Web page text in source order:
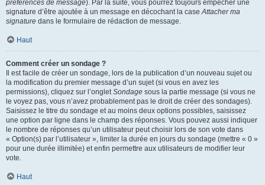
préférences de message). Par la suite, vous pourrez toujours empêcher une
signature d’être ajoutée à un message en décochant la caseAttacher ma
signature dans le formulaire de rédaction de message.
Haut
Comment créer un sondage ?
Il est facile de créer un sondage, lors de la publication d’un nouveau sujet ou
la modification du premier message d’un sujet (si vous en avez les
permissions), cliquez sur l’ongletSondage sous la partie message (si vous ne
le voyez pas, vous n’avez probablement pas le droit de créer des sondages).
Saisissez le titre du sondage et au moins deux options possibles, saisissez
une option par ligne dans le champ des réponses. Vous pouvez aussi indiquer
le nombre de réponses qu’un utilisateur peut choisir lors de son vote dans
« Option(s) par l’utilisateur », limiter la durée en jours du sondage (mettre « 0 »
pour une durée illimitée) et enfin permettre aux utilisateurs de modifier leur
vote.
Haut